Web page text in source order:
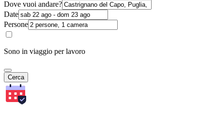
Dove vuoi andare?
Date
Persone
Sono in viaggio per lavoro
Cerca